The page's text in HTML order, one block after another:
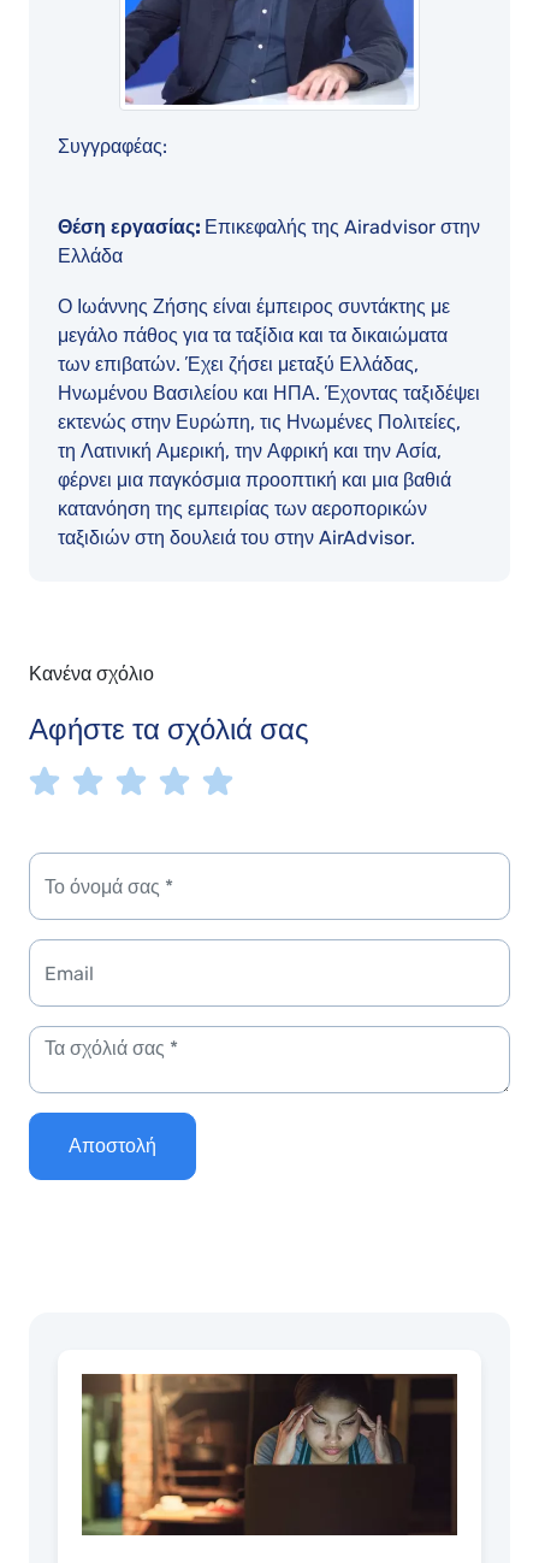
Συγγραφέας:
Θέση εργασίας: Επικεφαλής της Airadvisor στην
Ελλάδα
Ο Ιωάννης Ζήσης είναι έμπειρος συντάκτης με
μεγάλο πάθος για τα ταξίδια και τα δικαιώματα
των επιβατών. Έχει ζήσει μεταξύ Ελλάδας,
Ηνωμένου Βασιλείου και ΗΠΑ. Έχοντας ταξιδέψει
εκτενώς στην Ευρώπη, τις Ηνωμένες Πολιτείες,
τη Λατινική Αμερική, την Αφρική και την Ασία,
φέρνει μια παγκόσμια προοπτική και μια βαθιά
κατανόηση της εμπειρίας των αεροπορικών
ταξιδιών στη δουλειά του στην AirAdvisor.
Κανένα σχόλιο
Αφήστε τα σχόλιά σας
Αποστολή